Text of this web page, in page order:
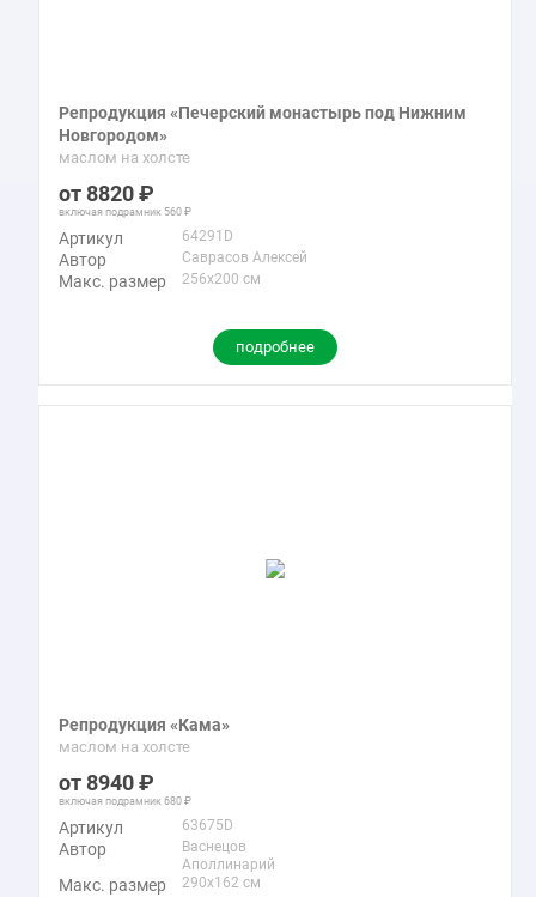
Репродукция «Печерский монастырь под Нижним
Новгородом»
маслом на холсте
8820
включая подрамник 560
Артикул 64291D
Автор Саврасов Алексей
Макс. размер 256x200 см
подробнее
Репродукция «Кама»
маслом на холсте
8940
включая подрамник 680
Артикул 63675D
Автор
Васнецов
Аполлинарий
Макс. размер 290x162 см